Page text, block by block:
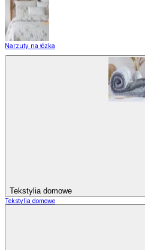
Narzuty na łózka
Tekstylia domowe
Tekstylia domowe